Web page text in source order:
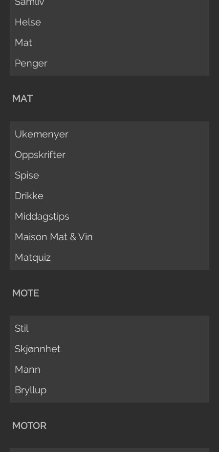
Helse
Mat
Penger
MAT
Ukemenyer
Oppskrifter
Spise
Drikke
Middagstips
Maison Mat & Vin
Matquiz
MOTE
Stil
Skjønnhet
Mann
Bryllup
MOTOR